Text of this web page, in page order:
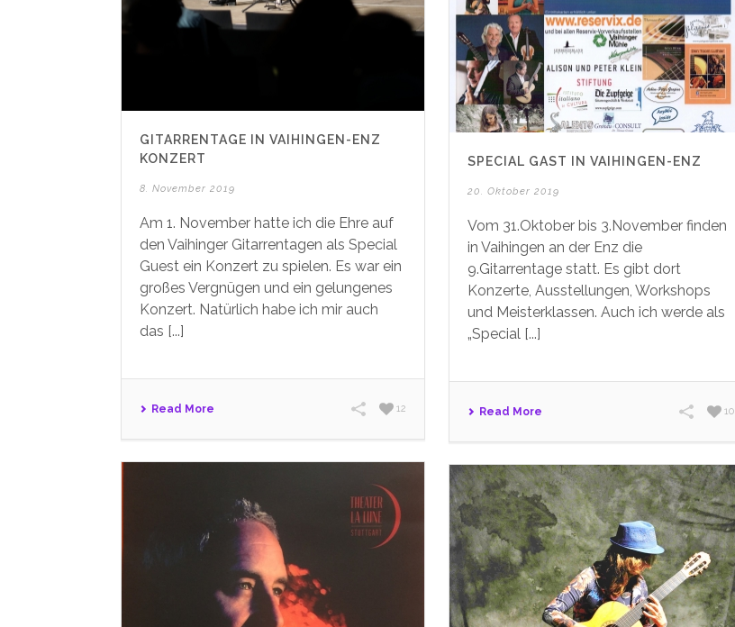
GITARRENTAGE IN VAIHINGEN-ENZ
KONZERT
8. November 2019
Am 1. November hatte ich die Ehre auf
den Vaihinger Gitarrentagen als Special
Guest ein Konzert zu spielen. Es war ein
großes Vergnügen und ein gelungenes
Konzert. Natürlich habe ich mir auch
das [...]
Read More 12
SPECIAL GAST IN VAIHINGEN-ENZ
20. Oktober 2019
Vom 31.Oktober bis 3.November finden
in Vaihingen an der Enz die
9.Gitarrentage statt. Es gibt dort
Konzerte, Ausstellungen, Workshops
und Meisterklassen. Auch ich werde als
„Special [...]
Read More 10